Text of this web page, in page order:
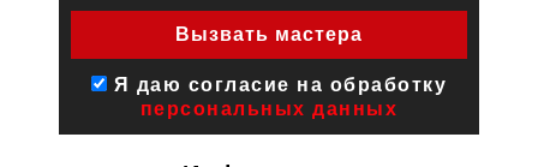
Я даю согласие на обработку
персональных данных